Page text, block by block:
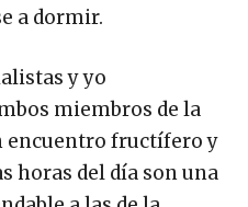
a dormir.
y yo
miembros de la
encuentro fructífero y
horas del día son una